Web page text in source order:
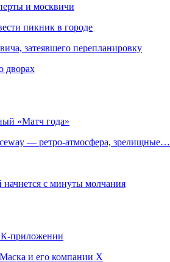
и москвичи
пикник в городе
затеявшего перепланировку
дворах
«Матч года»
— ретро‑атмосфера, зрелищные…
с минуты молчания
приложении
и его компании X